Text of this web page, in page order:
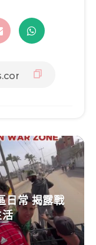
日常 揭露戰
活